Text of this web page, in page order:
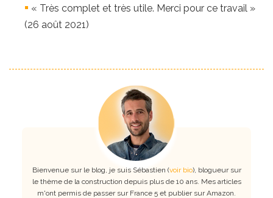
« Très complet et très utile. Merci pour ce travail »
(26 août 2021)
Bienvenue sur le blog, je suis Sébastien (voir bio), blogueur sur
le thème de la construction depuis plus de 10 ans. Mes articles
m'ont permis de passer sur France 5 et publier sur Amazon.